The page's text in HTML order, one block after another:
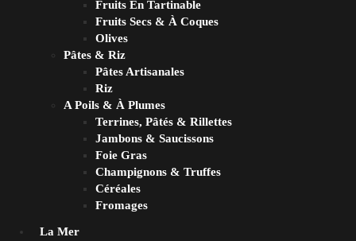
Fruits En Tartinable
Fruits Secs & À Coques
Olives
Pâtes & Riz
Pâtes Artisanales
Riz
A Poils & À Plumes
Terrines, Pâtés & Rillettes
Jambons & Saucissons
Foie Gras
Champignons & Truffes
Céréales
Fromages
La Mer